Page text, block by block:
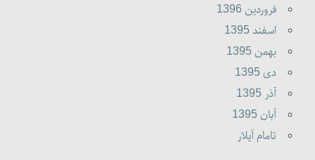
فروردين 1396
اسفند 1395
بهمن 1395
دى 1395
آذر 1395
آبان 1395
تامام آیلار